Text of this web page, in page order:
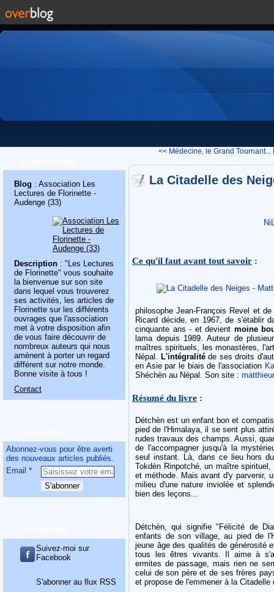
Blog : Association Les
Lectures de Florinette -
Audenge (33)
Description : "Les Lectures
de Florinette" vous souhaite
la bienvenue sur son site
dans lequel vous trouverez
ses activités, les articles de
Florinette sur les différents
ouvrages que l'association
met à votre disposition afin
de vous faire découvrir de
nombreux auteurs qui nous
amènent à porter un regard
différent sur notre monde.
Bonne visite à tous !
Contact
Abonnez-vous pour être averti
des nouveaux articles publiés.
Email
Suivez-moi sur
Facebook
S'abonner au flux RSS
<< Médecine, le Grand Tournant...
La Citadelle des
Ce qu'il faut avant tout savoir :
philosophe Jean-François Revel et
Ricard décide, en 1967, de s'établir
cinquante ans - et devient moine
lama depuis 1989. Auteur de
maîtres spirituels, les monastères,
Népal. L'intégralitéde ses droits
en Asie par le biais de l'association
Shéchèn au Népal. Son site :
Résumé du livre :
Détchèn est un enfant bon et
pied de l'Himalaya, il se sent plus
rudes travaux des champs. Aussi,
de l'accompagner jusqu'à la
seul instant. Là, dans ce lieu hors
Tokdèn Rinpotché, un maître
et méthode. Mais avant d'y parvenir,
milieu d'une nature inviolée et
bien des leçons...
Détchèn, qui signifie "Félicité de
enfants de son village, au pied de
jeune âge des qualités de générosité
tous les êtres vivants. Il aime à
ermites de passage, mais rien ne
celui de son père et de ses frères
et propose de l'emmener à la Citadelle